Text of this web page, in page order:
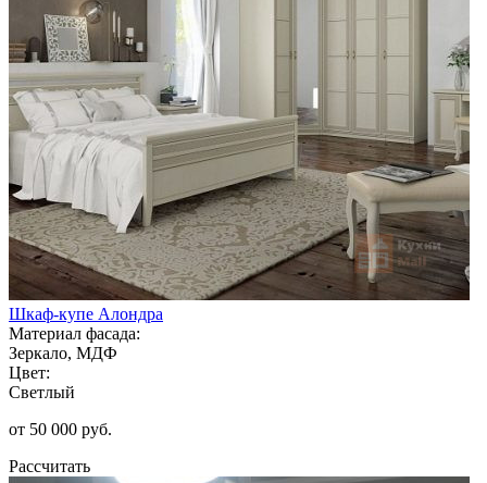
Шкаф-купе Алондра
Материал фасада:
Зеркало, МДФ
Цвет:
Светлый
от 50 000 руб.
Рассчитать